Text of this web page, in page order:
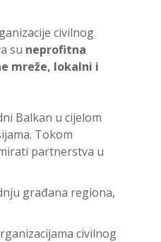
civilnog
su neprofitna
mreže, lokalni i
Balkan u cijelom
Tokom
partnerstva u
građana regiona,
civilnog